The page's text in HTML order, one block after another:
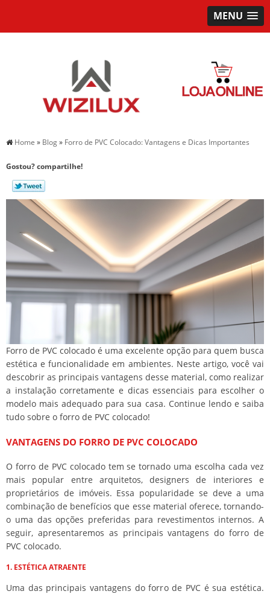
MENU
Home » Blog» Forro de PVC Colocado: Vantagens e Dicas Importantes
Gostou? compartilhe!
Forro de PVC colocado é uma excelente opção para quem busca
estética e funcionalidade em ambientes. Neste artigo, você vai
descobrir as principais vantagens desse material, como realizar
a instalação corretamente e dicas essenciais para escolher o
modelo mais adequado para sua casa. Continue lendo e saiba
tudo sobre o forro de PVC colocado!
VANTAGENS DO FORRO DE PVC COLOCADO
O forro de PVC colocado tem se tornado uma escolha cada vez
mais popular entre arquitetos, designers de interiores e
proprietários de imóveis. Essa popularidade se deve a uma
combinação de benefícios que esse material oferece, tornando-
o uma das opções preferidas para revestimentos internos. A
seguir, apresentaremos as principais vantagens do forro de
PVC colocado.
1. ESTÉTICA ATRAENTE
Uma das principais vantagens do forro de PVC é sua estética.